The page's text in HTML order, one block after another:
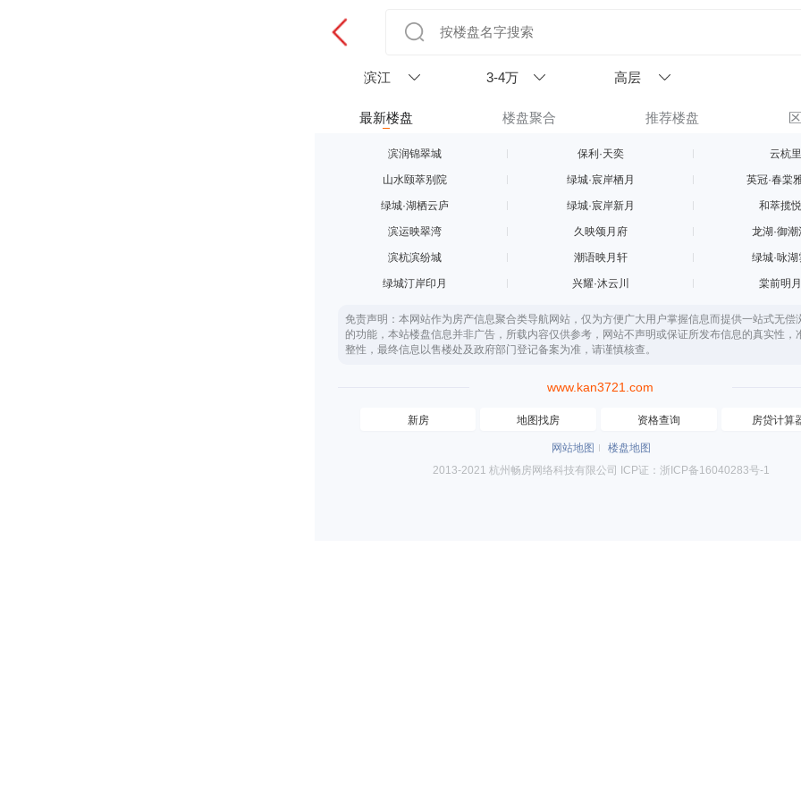
滨江 3-4万 高层
最新楼盘 楼盘聚合 推荐楼盘
滨润锦翠城 保利·天奕 云杭
山水颐萃别院 绿城·宸岸栖月 英冠·春棠
绿城·湖栖云庐 绿城·宸岸新月 和萃揽
滨运映翠湾 久映颂月府 龙湖·御
滨杭滨纷城 潮语映月轩 绿城·咏
绿城汀岸印月 兴耀·沐云川 棠前明
免责声明：本网站作为房产信息聚合类导航网站，仅为方便广大用户掌握信息而提供一站式无偿
的功能，本站楼盘信息并非广告，所载内容仅供参考，网站不声明或保证所发布信息的真实性，
整性，最终信息以售楼处及政府部门登记备案为准，请谨慎核查。
www.kan3721.com
新房 地图找房 资格查询 房贷计算
网站地图
楼盘地图
2013-2021 杭州畅房网络科技有限公司 ICP证：浙ICP备16040283号-1